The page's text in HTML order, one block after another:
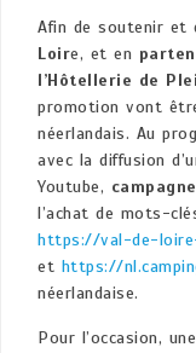
Afin de soutenir et
Loire, et en
l’Hôtellerie de
promotion vont
néerlandais. Au
avec la diffusion
Youtube,
l’achat de mots-
https://val-de-
et https://
néerlandaise.
Pour l’occasion,